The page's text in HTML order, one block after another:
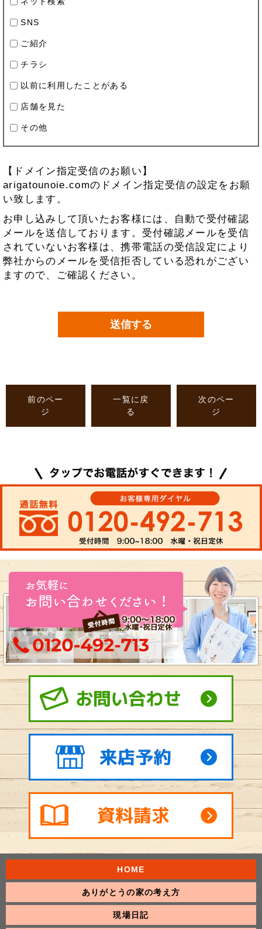
SNS
ご紹介
チラシ
以前に利用したことがある
店舗を見た
その他
【ドメイン指定受信のお願い】
arigatounoie.comのドメイン指定受信の設定をお願
い致します。
お申し込みして頂いたお客様には、自動で受付確認
メールを送信しております。受付確認メールを受信
されていないお客様は、携帯電話の受信設定により
弊社からのメールを受信拒否している恐れがござい
ますので、ご確認ください。
前のペー
ジ
一覧に戻
る
次のペー
ジ
HOME
ありがとうの家の考え方
現場日記